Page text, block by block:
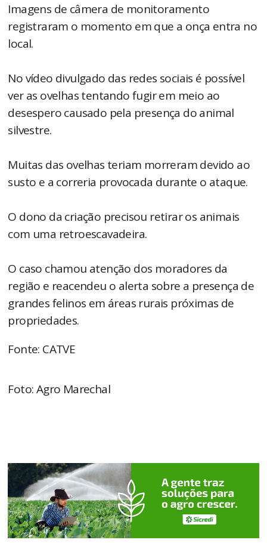
Imagens de câmera de monitoramento
registraram o momento em que a onça entra no
local.
No vídeo divulgado das redes sociais é possível
ver as ovelhas tentando fugir em meio ao
desespero causado pela presença do animal
silvestre.
Muitas das ovelhas teriam morreram devido ao
susto e a correria provocada durante o ataque.
O dono da criação precisou retirar os animais
com uma retroescavadeira.
O caso chamou atenção dos moradores da
região e reacendeu o alerta sobre a presença de
grandes felinos em áreas rurais próximas de
propriedades.
Fonte: CATVE
Foto: Agro Marechal